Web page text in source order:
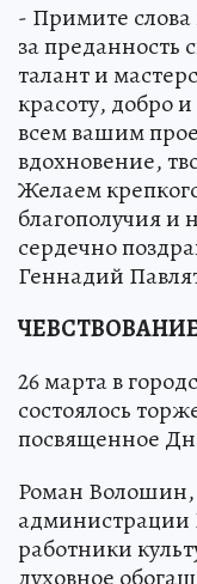
- Примите
за преданность
талант и
красоту, добро
всем вашим
вдохновение,
Желаем
благополучия и
сердечно
Геннадий
26 марта в
состоялось
посвященное
Роман Волошин,
администрации
работники